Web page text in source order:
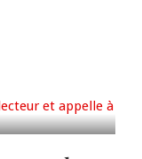
comme